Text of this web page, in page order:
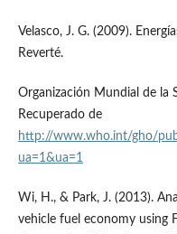
Velasco, J. G. (2009).
Reverté.
Organización Mundial de la
Recuperado de
http://www.who.int/gho/
ua=1&ua=1
Wi, H., & Park, J. (2013).
vehicle fuel economy using